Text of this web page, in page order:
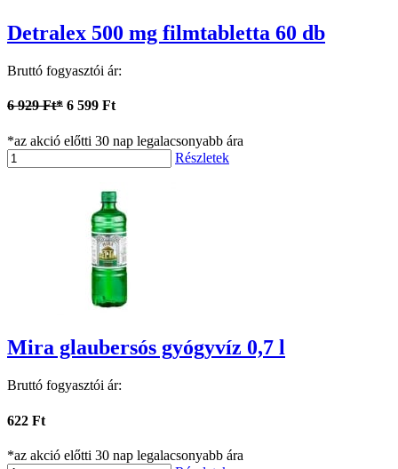
Detralex 500 mg filmtabletta 60 db
Bruttó fogyasztói ár:
6 929 Ft* 6 599 Ft
*az akció előtti 30 nap legalacsonyabb ára
Részletek
Mira glaubersós gyógyvíz 0,7 l
Bruttó fogyasztói ár:
622 Ft
*az akció előtti 30 nap legalacsonyabb ára